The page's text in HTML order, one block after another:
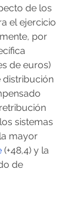
de los
el ejercicio
por
de euros)
distribución
sistemas
mayor
(+48,4) y la
de